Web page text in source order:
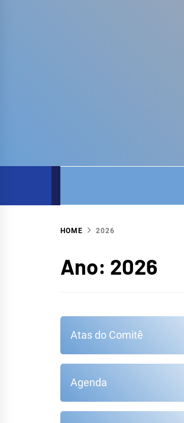
HOME 2026
Ano: 2026
Atas do Comitê
Agenda